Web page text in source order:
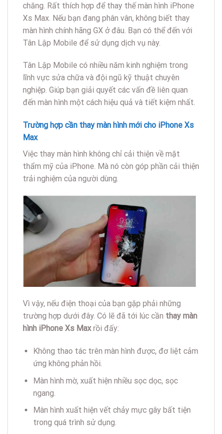
chăng. Rất thích hợp để thay thế màn hình iPhone
Xs Max. Nếu bạn đang phân vân, không biết thay
màn hình chính hãng GX ở đâu. Bạn có thể đến với
Tân Lập Mobile để sử dụng dịch vụ này.
Tân Lập Mobile có nhiều năm kinh nghiệm trong
lĩnh vực sửa chữa và đội ngũ kỹ thuật chuyên
nghiệp. Giúp bạn giải quyết các vấn đề liên quan
đến màn hình một cách hiệu quả và tiết kiệm nhất.
Trường hợp cần thay màn hình mới cho iPhone Xs
Max
Việc thay màn hình không chỉ cải thiện về mặt
thẩm mỹ của iPhone. Mà nó còn góp phần cải thiện
trải nghiệm của người dùng.
Vì vậy, nếu điện thoại của bạn gặp phải những
trường hợp dưới đây. Có lẽ đã tới lúc cần thay màn
hình iPhone Xs Maxrồi đấy:
Không thao tác trên màn hình được, đơ liệt cảm
ứng không phản hồi.
Màn hình mờ, xuất hiện nhiều sọc dọc, sọc
ngang.
Màn hình xuất hiện vết chảy mực gây bất tiện
trong quá trình sử dụng.